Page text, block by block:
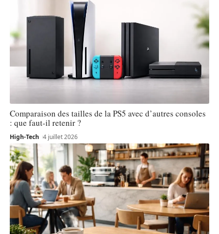
Comparaison des tailles de la PS5 avec d’autres consoles
: que faut-il retenir ?
High-Tech 4 juillet 2026